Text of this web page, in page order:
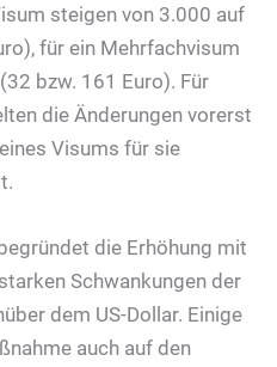
steigen von 3.000 auf
für ein Mehrfachvisum
bzw. 161 Euro). Für
die Änderungen vorerst
Visums für sie
die Erhöhung mit
Schwankungen der
dem US-Dollar. Einige
auch auf den